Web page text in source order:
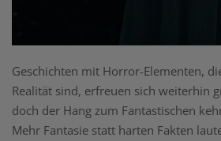
Geschichten mit Horror-Elementen,
Realität sind, erfreuen sich weiterhin
doch der Hang zum Fantastischen
Mehr Fantasie statt harten Fakten